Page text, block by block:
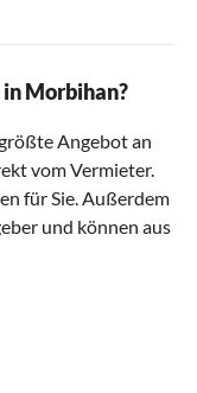
Morbihan?
Angebot an
vom Vermieter.
für Sie. Außerdem
und können aus